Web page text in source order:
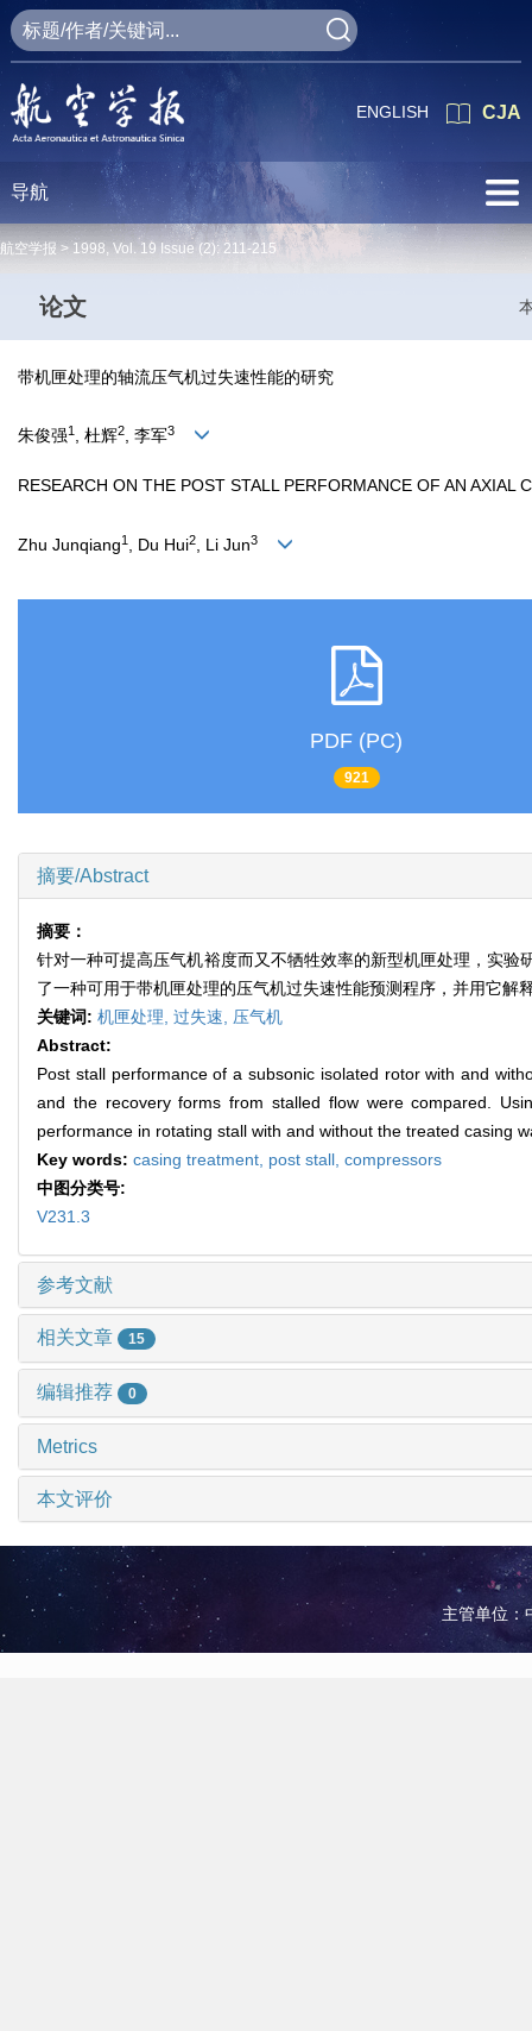
CJA
ENGLISH
导航
航空学报 > 1998, Vol. 19 Issue (2): 211-215
论文
带机匣处理的轴流压气机过失速性能的研究
朱俊强1 , 杜辉2, 李军3
RESEARCH ON THE POST STALL PERFORMANCE OF AN AXIAL
Zhu Junqiang1 , Du Hui2 , Li Jun3
PDF (PC)
921
摘要/Abstract
摘要：
针对一种可提高压气机裕度而又不牺牲效率的新型机匣处理，实
了一种可用于带机匣处理的压气机过失速性能预测程序，并用它解
关键词: 机匣处理, 过失速, 压气机
Abstract:
Post stall performance of a subsonic isolated rotor with and
and the recovery forms from stalled flow were compared.
performance in rotating stall with and without the treated casing
Key words: casing treatment, post stall, compressors
中图分类号:
V231.3
参考文献
相关文章 15
编辑推荐 0
Metrics
本文评价
主管单位：